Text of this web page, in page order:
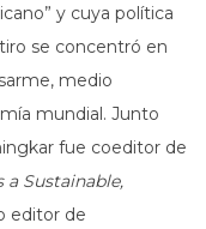
y cuya política
se concentró en
medio
mundial. Junto
fue coeditor de
a Sustainable,
editor de